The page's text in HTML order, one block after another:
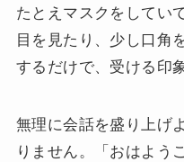
たとえマスクをしてい
目を見たり、少し口角
するだけで、受ける印
無理に会話を盛り上げ
りません。「おはよう